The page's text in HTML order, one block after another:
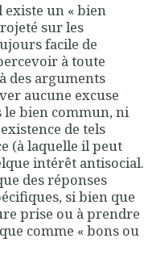
existe un « bien
sur les
facile de
à toute
des arguments
aucune excuse
bien commun, ni
de tels
(à laquelle il peut
intérêt antisocial.
des réponses
si bien que
prise ou à prendre
comme « bons ou